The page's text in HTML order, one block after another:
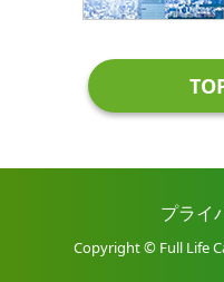
プライ
Copyright © Full Life